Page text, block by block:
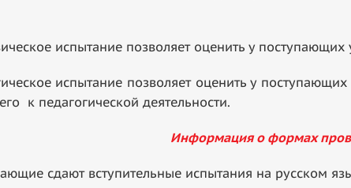
испытание позволяет оценить у поступающих
испытание позволяет оценить у
к педагогической деятельности.
Информация о формах
сдают вступительные испытания на русском